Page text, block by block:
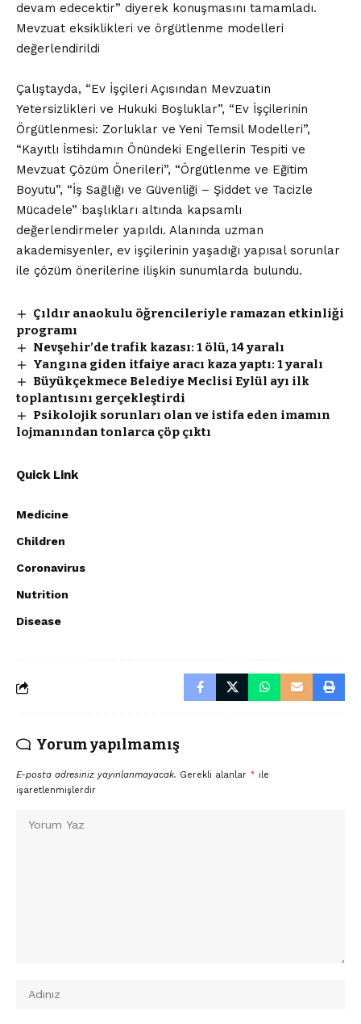
devam edecektir” diyerek konuşmasını tamamladı.
Mevzuat eksiklikleri ve örgütlenme modelleri
değerlendirildi
Çalıştayda, “Ev İşçileri Açısından Mevzuatın
Yetersizlikleri ve Hukuki Boşluklar”, “Ev İşçilerinin
Örgütlenmesi: Zorluklar ve Yeni Temsil Modelleri”,
“Kayıtlı İstihdamın Önündeki Engellerin Tespiti ve
Mevzuat Çözüm Önerileri”, “Örgütlenme ve Eğitim
Boyutu”, “İş Sağlığı ve Güvenliği – Şiddet ve Tacizle
Mücadele” başlıkları altında kapsamlı
değerlendirmeler yapıldı. Alanında uzman
akademisyenler, ev işçilerinin yaşadığı yapısal sorunlar
ile çözüm önerilerine ilişkin sunumlarda bulundu.
Çıldır anaokulu öğrencileriyle ramazan etkinliği
programı
Nevşehir’de trafik kazası: 1 ölü, 14 yaralı
Yangına giden itfaiye aracı kaza yaptı: 1 yaralı
Büyükçekmece Belediye Meclisi Eylül ayı ilk
toplantısını gerçekleştirdi
Psikolojik sorunları olan ve istifa eden imamın
lojmanından tonlarca çöp çıktı
Quick Link
Medicine
Children
Coronavirus
Nutrition
Disease
Yorum yapılmamış
E-posta adresiniz yayınlanmayacak. Gerekli alanlar * ile
işaretlenmişlerdir